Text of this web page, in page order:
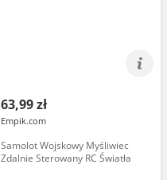
63,99 zł
Empik.com
Samolot Wojskowy Myśliwiec
Zdalnie Sterowany RC Światła